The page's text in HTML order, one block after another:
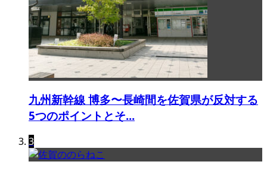
九州新幹線 博多〜長崎間を佐賀県が反対する
5つのポイントとそ...
3